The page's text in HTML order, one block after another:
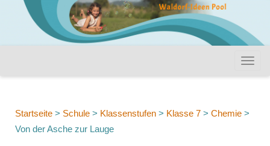
Startseite > Schule > Klassenstufen > Klasse 7 > Chemie >
Von der Asche zur Lauge